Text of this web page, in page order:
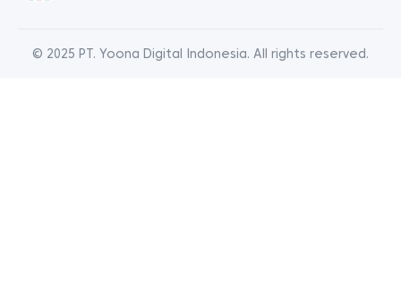
© 2025 PT. Yoona Digital Indonesia. All rights reserved.